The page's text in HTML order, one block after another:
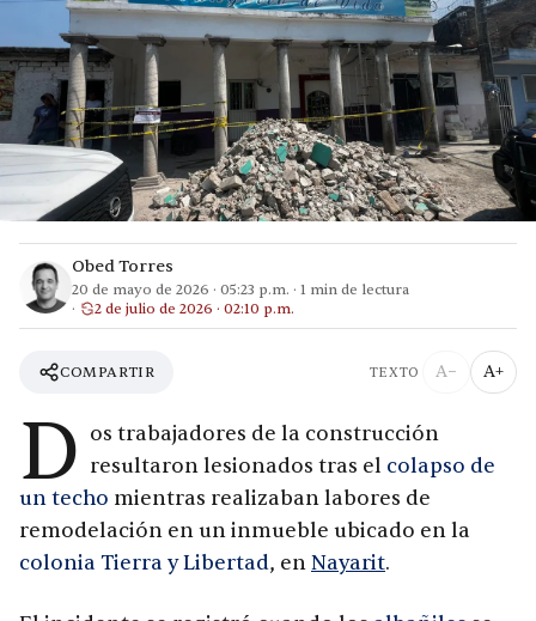
Obed Torres
20 de mayo de 2026 · 05:23 p.m. · 1 min de lectura
2 de julio de 2026 · 02:10 p.m.
COMPARTIR TEXTO A− A+
D os trabajadores de la construcción
resultaron lesionados tras el colapso de
un techo mientras realizaban labores de
remodelación en un inmueble ubicado en la
colonia Tierra y Libertad, enNayarit.